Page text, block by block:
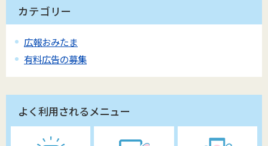
カテゴリー
広報おみたま
有料広告の募集
よく利用されるメニュー